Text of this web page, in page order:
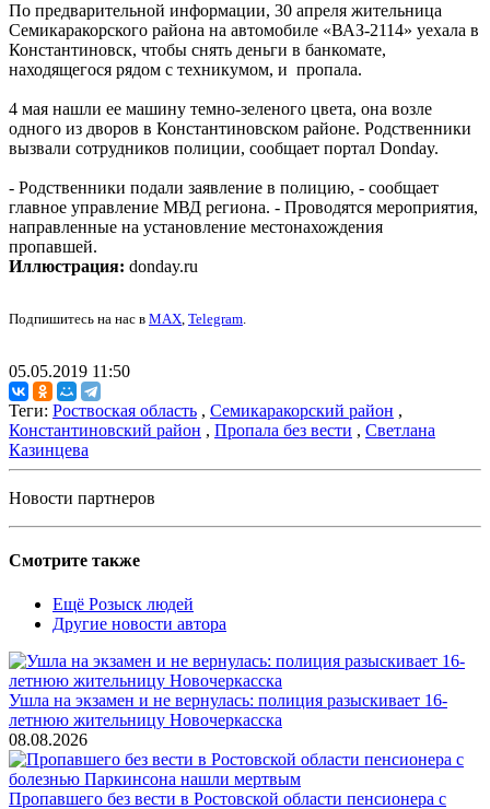
По предварительной информации, 30 апреля жительница
Семикаракорского района на автомобиле «ВАЗ-2114» уехала в
Константиновск, чтобы снять деньги в банкомате,
находящегося рядом с техникумом, и пропала.
4 мая нашли ее машину темно-зеленого цвета, она возле
одного из дворов в Константиновском районе. Родственники
вызвали сотрудников полиции, сообщает портал Donday.
- Родственники подали заявление в полицию, - сообщает
главное управление МВД региона. - Проводятся мероприятия,
направленные на установление местонахождения
пропавшей.
Иллюстрация: donday.ru
Подпишитесь на нас в MAX, Telegram.
05.05.2019 11:50
Теги: Роствоская область , Семикаракорский район ,
Константиновский район , Пропала без вести , Светлана
Казинцева
Новости партнеров
Смотрите также
Ещё Розыск людей
Другие новости автора
Ушла на экзамен и не вернулась: полиция разыскивает 16-
летнюю жительницу Новочеркасска
08.08.2026
Пропавшего без вести в Ростовской области пенсионера с